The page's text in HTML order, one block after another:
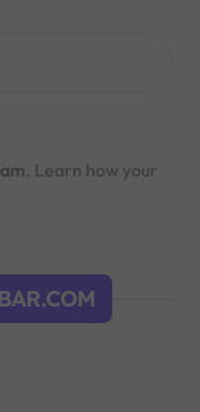
Learn how your